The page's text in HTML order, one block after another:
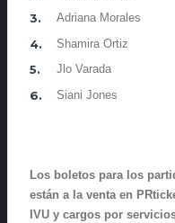
Adriana Morales
Shamira Ortiz
Jlo Varada
Siani Jones
Los boletos para los
están a la venta en
IVU y cargos por